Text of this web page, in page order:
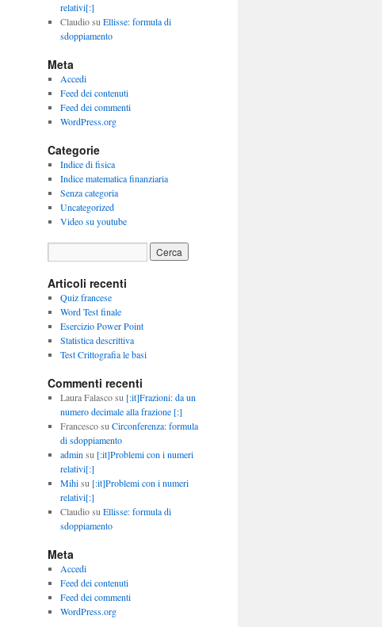
relativi[:]
Claudiosu Ellisse: formula di
sdoppiamento
Meta
Accedi
Feed dei contenuti
Feed dei commenti
WordPress.org
Categorie
Indice di fisica
Indice matematica finanziaria
Senza categoria
Uncategorized
Video su youtube
Articoli recenti
Quiz francese
Word Test finale
Esercizio Power Point
Statistica descrittiva
Test Crittografia le basi
Commenti recenti
Laura Falascosu [:it]Frazioni: da un
numero decimale alla frazione [:]
Francescosu Circonferenza: formula
di sdoppiamento
admin su [:it]Problemi con i numeri
relativi[:]
Mihisu [:it]Problemi con i numeri
relativi[:]
Claudiosu Ellisse: formula di
sdoppiamento
Meta
Accedi
Feed dei contenuti
Feed dei commenti
WordPress.org